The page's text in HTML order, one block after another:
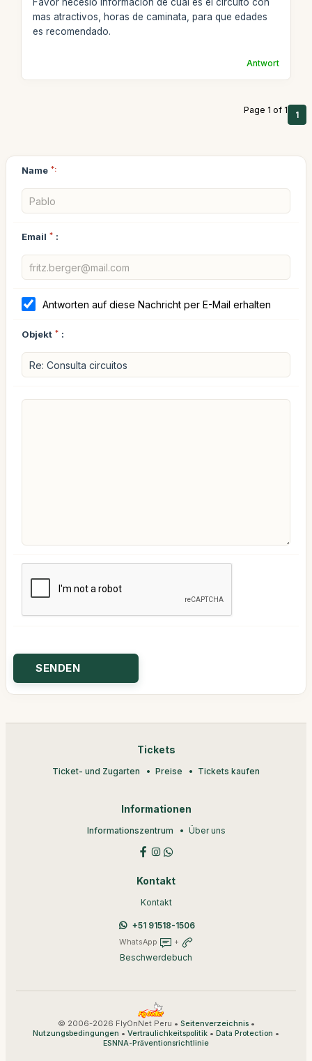
mas atractivos, horas de caminata, para que edades
es recomendado.
Antwort
Page 1 of 1 1
Name *:
Email * :
Antworten auf diese Nachricht per E-Mail erhalten
Objekt * :
Tickets
Ticket- und Zugarten Preise Tickets kaufen
Informationen
Informationszentrum Über uns
Kontakt
Kontakt
+51 91518-1506
WhatsApp +
Beschwerdebuch
© 2006-2026 FlyOnNet Peru • Seitenverzeichnis•
Nutzungsbedingungen • Vertraulichkeitspolitik • Data Protection •
ESNNA-Präventionsrichtlinie